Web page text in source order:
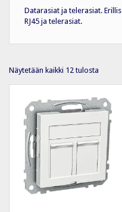
Datarasiat ja telerasiat.
RJ45 ja telerasiat.
Näytetään kaikki 12 tulosta